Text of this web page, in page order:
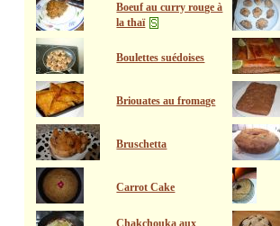
Boeuf au curry rouge à
la thaï
Boulettes suédoises
Briouates au fromage
Bruschetta
Carrot Cake
Chakchouka aux